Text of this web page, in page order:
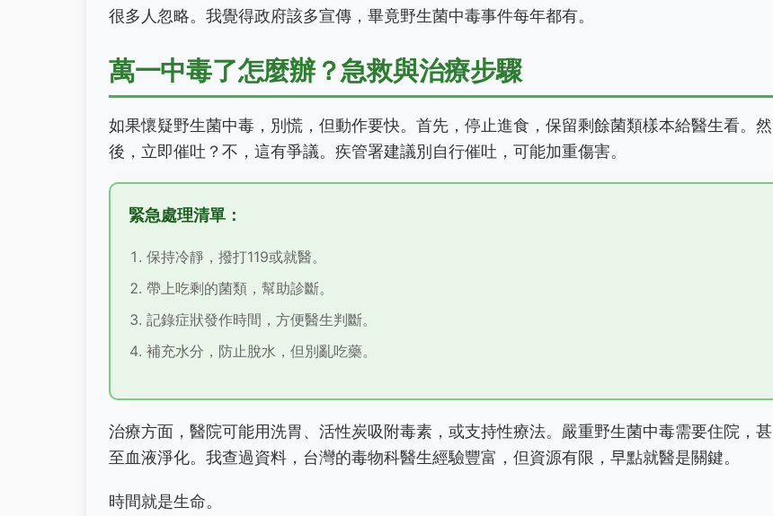
很多人忽略。我覺得政府該多宣傳，畢竟野生菌中毒事件每年都有。
萬一中毒了怎麼辦？急救與治療步驟
如果懷疑野生菌中毒，別慌，但動作要快。首先，停止進食，保留剩餘菌類樣本給醫生看。然
後，立即催吐？不，這有爭議。疾管署建議別自行催吐，可能加重傷害。
緊急處理清單：
保持冷靜，撥打119或就醫。
帶上吃剩的菌類，幫助診斷。
記錄症狀發作時間，方便醫生判斷。
補充水分，防止脫水，但別亂吃藥。
治療方面，醫院可能用洗胃、活性炭吸附毒素，或支持性療法。嚴重野生菌中毒需要住院，甚
至血液淨化。我查過資料，台灣的毒物科醫生經驗豐富，但資源有限，早點就醫是關鍵。
時間就是生命。